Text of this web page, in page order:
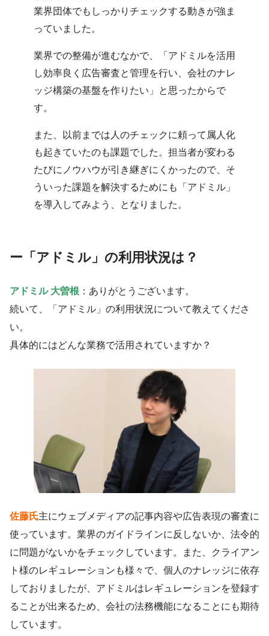
業界団体でもしっかりチェックする動きが強ま
っていました。
業界での整備が進むなかで、「アドミルを活用
し効率良く広告審査と管理を行い、会社のナレ
ッジ構築の基盤を作りたい」と思ったからで
す。
また、以前までは人のチェックに頼って属人化
も起きていたのも課題でした。担当者が変わる
たびにノウハウが引き継ぎにくかったので、そ
ういった課題を解決するためにも「アドミル」
を導入してみよう、となりました。
ー 「アドミル」の利用状況は？
アドミル 大曽根 ：ありがとうございます。
続いて、「アドミル」の利用状況について教えてくださ
い。
具体的にはどんな業務で活用されていますか？
佐藤氏主にウェブメディアの記事内容や広告表現の審査に
使っています。業界のガイドラインに反しないか、法令的
に問題がないかをチェックしています。また、クライアン
ト様のレギュレーションも様々で、個人のナレッジに依存
しておりましたが、アドミルはレギュレーションを登録す
ることが出来るため、会社の法務機能になることにも期待
しています。